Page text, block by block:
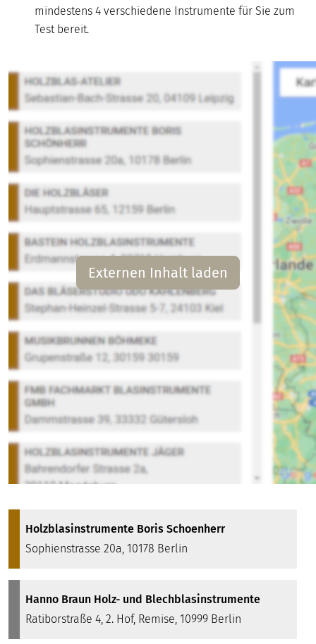
mindestens 4 verschiedene Instrumente für Sie zum
Test bereit.
Externen Inhalt laden
Holzblasinstrumente Boris Schoenherr
Sophienstrasse 20a, 10178 Berlin
Hanno Braun Holz- und Blechblasinstrumente
Ratiborstraße 4, 2. Hof, Remise, 10999 Berlin